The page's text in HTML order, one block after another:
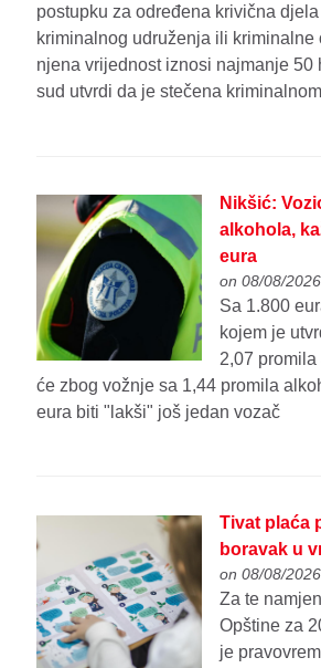
postupku za određena krivična
kriminalnog udruženja ili kriminalne
njena vrijednost iznosi najmanje 50
sud utvrdi da je stečena
Nikšić:
alkohola,
eura
on 08/08/
Sa 1.800
kojem je
2,07
će zbog vožnje sa 1,44 promila
eura biti "lakši" još jedan vozač
Tivat plaća
boravak u
on 08/08/
Za te
Opštine za
je